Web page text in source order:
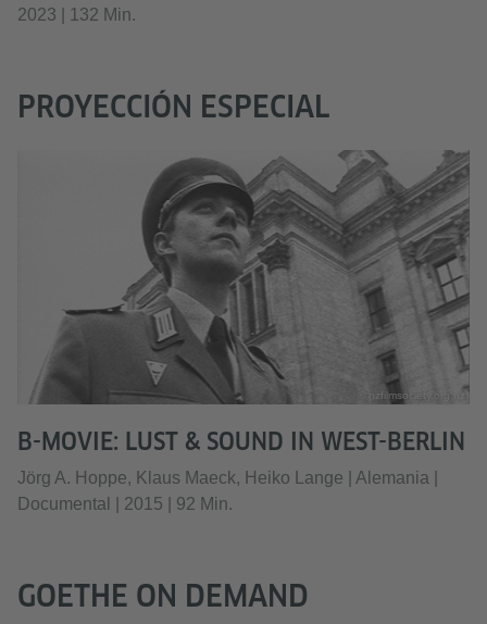
2023 | 132 Min.
PROYECCIÓN ESPECIAL
© nzfilmsociety.org.nz
B-MOVIE: LUST & SOUND IN WEST-BERLIN
Jörg A. Hoppe, Klaus Maeck, Heiko Lange | Alemania |
Documental | 2015 | 92 Min.
GOETHE ON DEMAND